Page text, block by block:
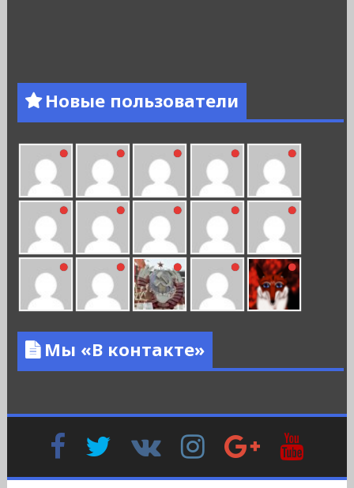
Новые пользователи
Мы «В контакте»
FacebookTwitter
Контакте
InstagramGoogle
Plus